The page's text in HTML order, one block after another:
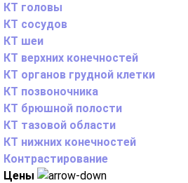
КТ головы
КТ сосудов
КТ шеи
КТ верхних конечностей
КТ органов грудной клетки
КТ позвоночника
КТ брюшной полости
КТ тазовой области
КТ нижних конечностей
Контрастирование
Цены